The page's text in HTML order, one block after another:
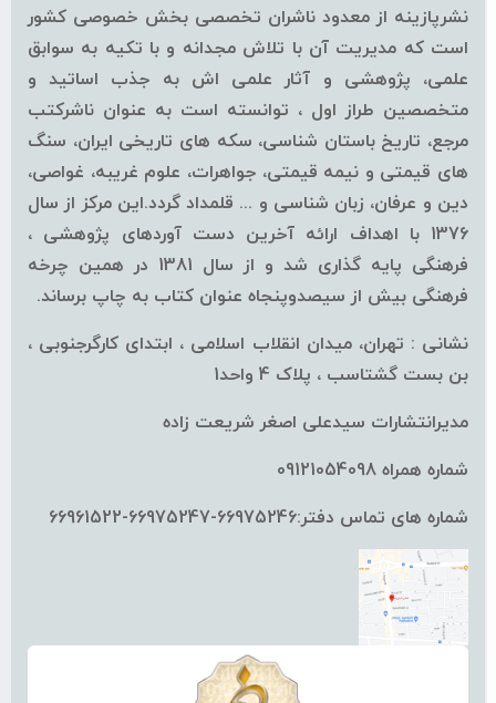
نشرپازینه از معدود ناشران تخصصی بخش خصوصی کشور
است که مدیریت آن با تلاش مجدانه و با تکیه به سوابق
علمی، پژوهشی و آثار علمی اش به جذب اساتید و
متخصصین طراز اول ، توانسته است به عنوان ناشرکتب
مرجع، تاریخ باستان شناسی، سکه های تاریخی ایران، سنگ
های قیمتی و نیمه قیمتی، جواهرات، علوم غریبه، غواصی،
دین و عرفان، زبان شناسی و ... قلمداد گردد.این مرکز از سال
1376 با اهداف ارائه آخرین دست آوردهای پژوهشی ،
فرهنگی پایه گذاری شد و از سال 1381 در همین چرخه
فرهنگی بیش از سیصدوپنجاه عنوان کتاب به چاپ برساند.
نشانی : تهران، میدان انقلاب اسلامی ، ابتدای کارگرجنوبی ،
بن بست گشتاسب ، پلاک 4 واحد1
مدیرانتشارات سیدعلی اصغر شریعت زاده
شماره همراه 09121054098
شماره های تماس دفتر:66975246-66975247-66961522